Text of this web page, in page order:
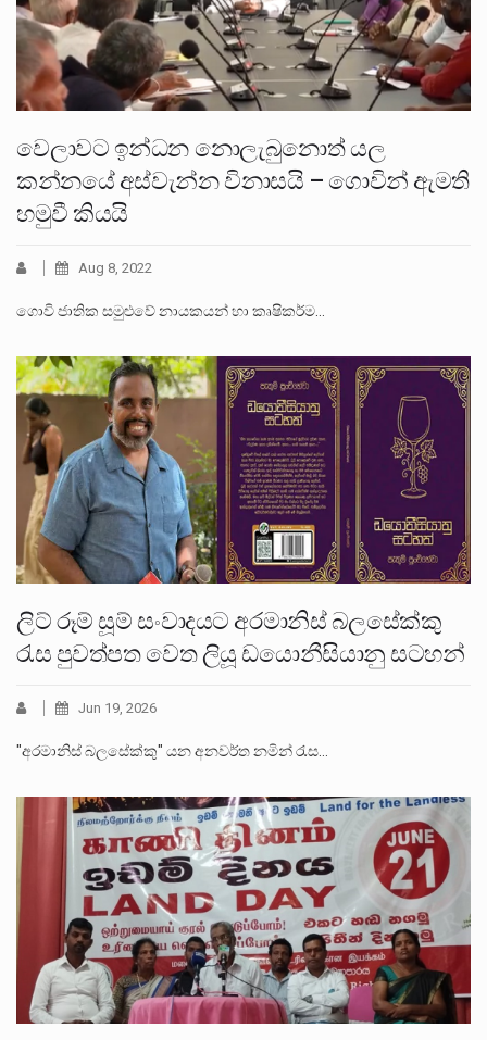
වෙලාවට ඉන්ධන නොලැබුනොත් යල
කන්නයේ අස්වැන්න විනාසයි – ගොවින් ඇමති
හමුවී කියයි
Aug 8, 2022
ගොවි ජාතික සමුළුවේ නායකයන් හා කෘෂිකර්ම…
ලිට් රූම් සූම් සංවාදයට අරමානිස් බලසේක්කු
රැස පුවත්පත වෙත ලියූ ඩයොනීසියානු සටහන්
Jun 19, 2026
"අරමානිස් බලසේක්කු" යන අනවර්ත නමින් රැස…